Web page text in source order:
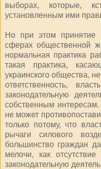
выборах, которые,
установленным ими
Но при этом принятие
сферах общественной
нормальная практика
такая практика,
украинского общества,
ответственность,
законодательную
собственным
не может
только потому, что
рычаги силового
большинство граждан
мелочи, как отсутствие
законодательную